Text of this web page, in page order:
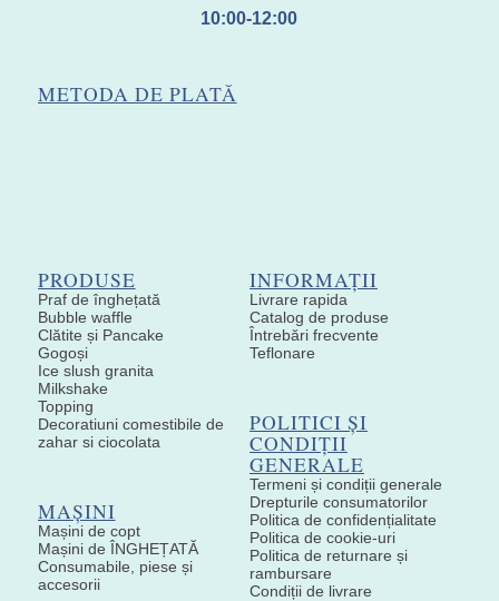
10:00-12:00
METODA DE PLATĂ
PRODUSE
Praf de înghețată
Bubble waffle
Clătite și Pancake
Gogoși
Ice slush granita
Milkshake
Topping
Decoratiuni comestibile de
zahar si ciocolata
MAȘINI
Mașini de copt
Mașini de ÎNGHEȚATĂ
Consumabile, piese și
accesorii
INFORMAȚII
Livrare rapida
Catalog de produse
Întrebări frecvente
Teflonare
POLITICI ȘI
CONDIȚII
GENERALE
Termeni și condiții generale
Drepturile consumatorilor
Politica de confidențialitate
Politica de cookie-uri
Politica de returnare și
rambursare
Condiții de livrare